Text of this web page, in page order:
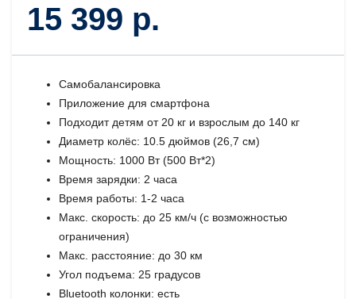
15 399 р.
Самобалансировка
Приложение для смартфона
Подходит детям от 20 кг и взрослым до 140 кг
Диаметр колёс: 10.5 дюймов (26,7 см)
Мощность: 1000 Вт (500 Вт*2)
Время зарядки: 2 часа
Время работы: 1-2 часа
Макс. скорость: до 25 км/ч (с возможностью
ограничения)
Макс. расстояние: до 30 км
Угол подъема: 25 градусов
Bluetooth колонки: есть